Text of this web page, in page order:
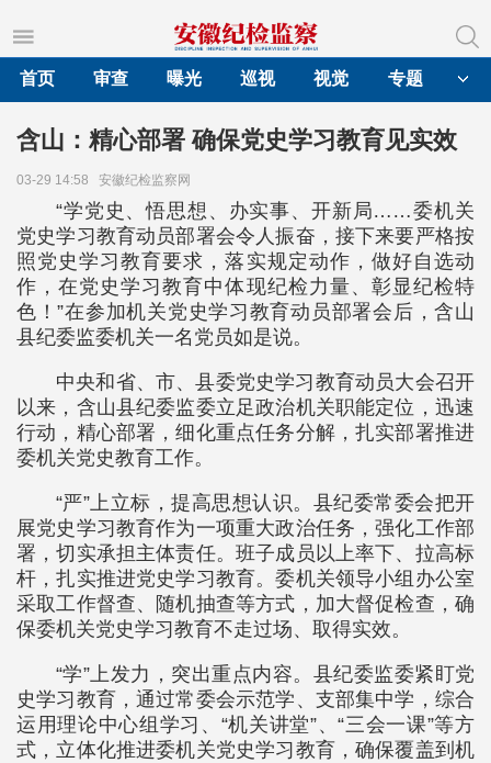
首页
审查 曝光 巡视 视觉 专题
含山：精心部署 确保党史学习教育见实效
03-29 14:58 安徽纪检监察网
“学党史、悟思想、办实事、开新局……委机关
党史学习教育动员部署会令人振奋，接下来要严格按
照党史学习教育要求，落实规定动作，做好自选动
作，在党史学习教育中体现纪检力量、彰显纪检特
色！”在参加机关党史学习教育动员部署会后，含山
县纪委监委机关一名党员如是说。
中央和省、市、县委党史学习教育动员大会召开
以来，含山县纪委监委立足政治机关职能定位，迅速
行动，精心部署，细化重点任务分解，扎实部署推进
委机关党史教育工作。
“严”上立标，提高思想认识。县纪委常委会把开
展党史学习教育作为一项重大政治任务，强化工作部
署，切实承担主体责任。班子成员以上率下、拉高标
杆，扎实推进党史学习教育。委机关领导小组办公室
采取工作督查、随机抽查等方式，加大督促检查，确
保委机关党史学习教育不走过场、取得实效。
“学”上发力，突出重点内容。县纪委监委紧盯党
史学习教育，通过常委会示范学、支部集中学，综合
运用理论中心组学习、“机关讲堂”、“三会一课”等方
式，立体化推进委机关党史学习教育，确保覆盖到机